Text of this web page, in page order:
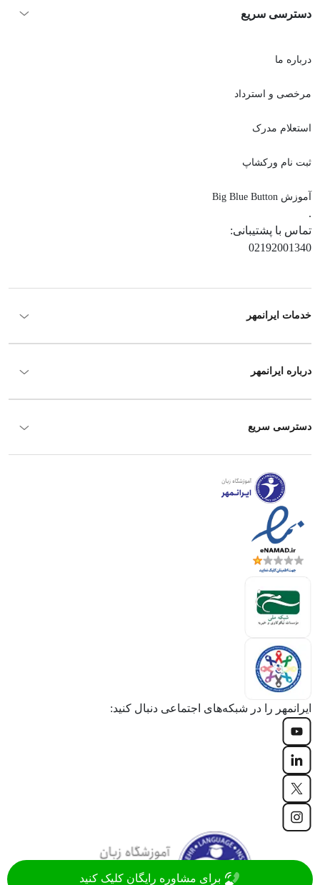
دسترسی سریع
درباره ما
مرخصی و استرداد
استعلام مدرک
ثبت نام ورکشاپ
آموزش Big Blue Button
.
تماس با پشتیبانی:
02192001340
خدمات ایرانمهر
درباره ایرانمهر
دسترسی سریع
ایرانمهر را در شبکه‌های اجتماعی دنبال کنید:
برای مشاوره رایگان کلیک کنید